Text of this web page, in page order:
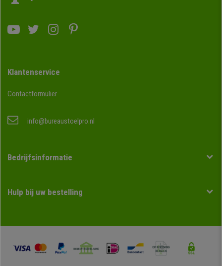
Klantenservice
Contactformulier
info@bureaustoelpro.nl
Bedrijfsinformatie
Hulp bij uw bestelling